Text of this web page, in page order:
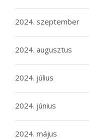
2024. szeptember
2024. augusztus
2024. július
2024. június
2024. május